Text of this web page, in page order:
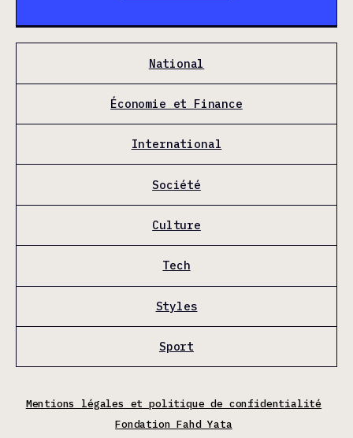
National
Économie et Finance
International
Société
Culture
Tech
Styles
Sport
Mentions légales et politique de confidentialité
Fondation Fahd Yata